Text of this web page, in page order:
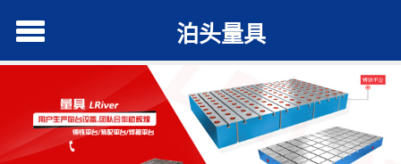
泊头量具